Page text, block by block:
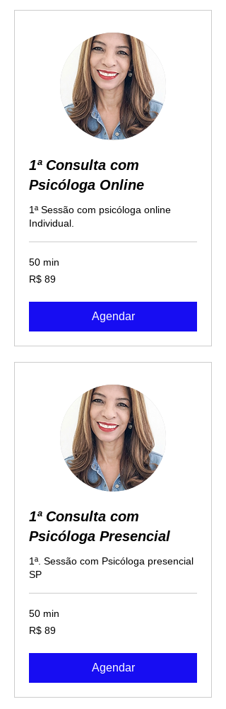
1ª Consulta com
Psicóloga Online
1ª Sessão com psicóloga online
Individual.
50 min
89
Reais
R$ 89
Agendar
1ª Consulta com
Psicóloga Presencial
1ª. Sessão com Psicóloga presencial
SP
50 min
89
Reais
R$ 89
Agendar